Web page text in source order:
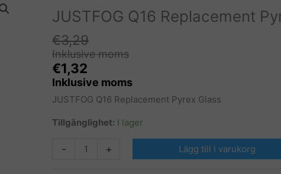
JUSTFOG Q16 Replacement
€3,29
Inklusive moms
€1,32
Inklusive moms
JUSTFOG Q16 Replacement Pyrex Glass
Tillgänglighet: I lager
-
JUSTFOG
+ Lägg till i varukorg